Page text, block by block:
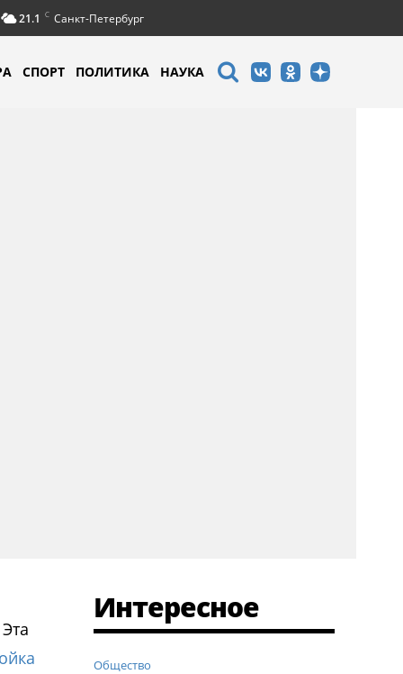
21.1 C Санкт-Петербург
СПОРТ ПОЛИТИКА НАУКА
Интересное
Общество